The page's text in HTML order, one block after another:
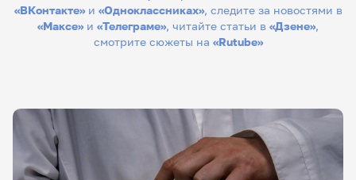
«ВКонтакте»и «Одноклассниках», следите за новостями в
«Максе» и «Телеграме», читайте статьи в «Дзене»,
смотрите сюжеты на «Rutube»